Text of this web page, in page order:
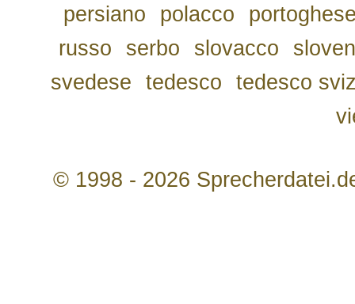
persiano
polacco
russo
serbo slovacco
svedese
tedesco
tedesco
© 1998 - 2026